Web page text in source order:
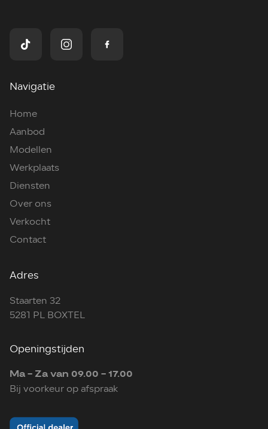
Navigatie
Home
Aanbod
Modellen
Werkplaats
Diensten
Over ons
Verkocht
Contact
Adres
Staarten 32
5281 PL BOXTEL
Openingstijden
Ma - Za van 09.00 - 17.00
Bij voorkeur op afspraak